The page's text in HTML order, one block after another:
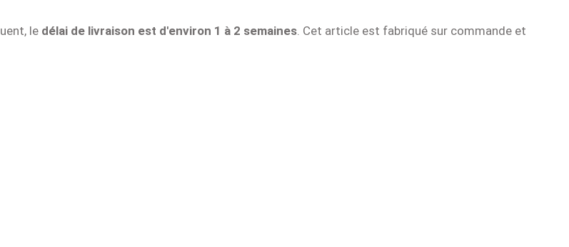
le délai de livraison est d'environ 1 à 2 semaines. Cet article est fabriqué sur commande et